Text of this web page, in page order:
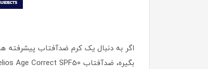
اگر به دنبال یک کرم ضدآفتاب پیشرفته
بگیره، ضدآفتاب Anthelios Age Correct SPF50 از برند فرانسوی La Roche-Posay دقیقا همون چیزیه که می‌خوای.